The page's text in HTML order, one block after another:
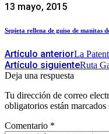
13 mayo, 2015
Sepieta rellena de guiso de manitas
Artículo anteriorLa
Artículo siguienteRuta
Deja una respuesta
Tu dirección de correo
obligatorios están marcados
Comentario *